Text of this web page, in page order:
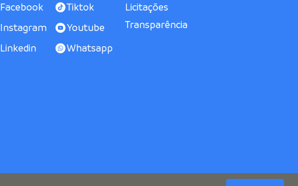
Facebook
Tiktok
Instagram
Youtube
Linkedin
Whatsapp
Licitações
Transparência